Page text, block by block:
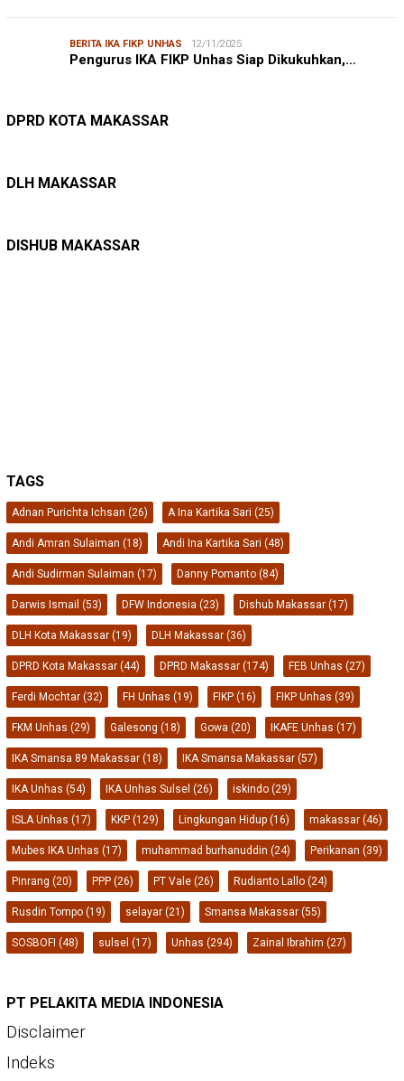
BERITA IKA FIKP UNHAS 12/11/2025
Pengurus IKA FIKP Unhas Siap Dikukuhkan,…
DPRD KOTA MAKASSAR
Kepuasan Publik Tinggi, Andi Makmur Nila…
DLH MAKASSAR
Belanja Pemerintah Bisa Menyelamatkan Hu…
DISHUB MAKASSAR
Pete-pete Laut Makassar Siap Beroperasi …
TAGS
Adnan Purichta Ichsan (26) A Ina Kartika Sari (25)
Andi Amran Sulaiman (18) Andi Ina Kartika Sari (48)
Andi Sudirman Sulaiman (17) Danny Pomanto (84)
Darwis Ismail (53) DFW Indonesia (23) Dishub Makassar (17)
DLH Kota Makassar (19) DLH Makassar (36)
DPRD Kota Makassar (44) DPRD Makassar (174) FEB Unhas (27)
Ferdi Mochtar (32) FH Unhas (19) FIKP (16) FIKP Unhas (39)
FKM Unhas (29) Galesong (18) Gowa (20) IKAFE Unhas (17)
IKA Smansa 89 Makassar (18) IKA Smansa Makassar (57)
IKA Unhas (54) IKA Unhas Sulsel (26) iskindo (29)
ISLA Unhas (17) KKP (129) Lingkungan Hidup (16) makassar (46)
Mubes IKA Unhas (17) muhammad burhanuddin (24) Perikanan (39)
Pinrang (20) PPP (26) PT Vale (26) Rudianto Lallo (24)
Rusdin Tompo (19) selayar (21) Smansa Makassar (55)
SOSBOFI (48) sulsel (17) Unhas (294) Zainal Ibrahim (27)
PT PELAKITA MEDIA INDONESIA
Disclaimer
Indeks